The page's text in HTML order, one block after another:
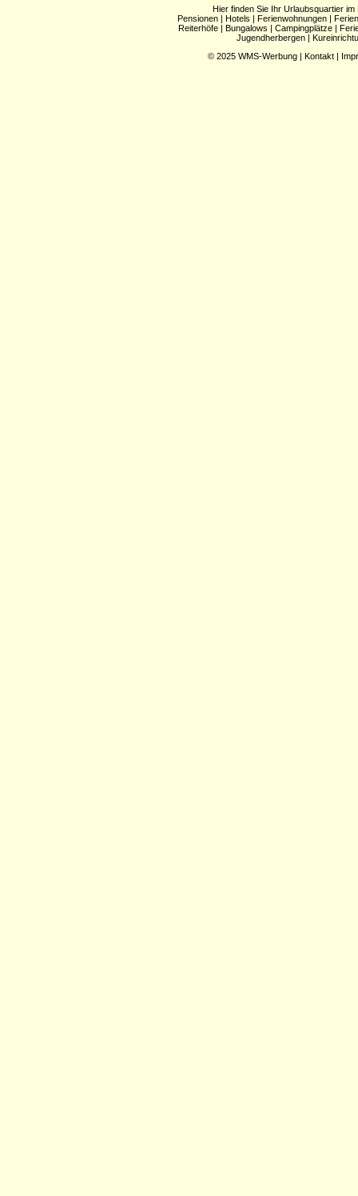
Hier finden Sie Ihr Urlaubsquartier im
Pensionen| Hotels | Ferienwohnungen|
Reiterhöfe | Bungalows | Campingplätze |
Jugendherbergen |
© 2025 WMS-Werbung | Kontakt |